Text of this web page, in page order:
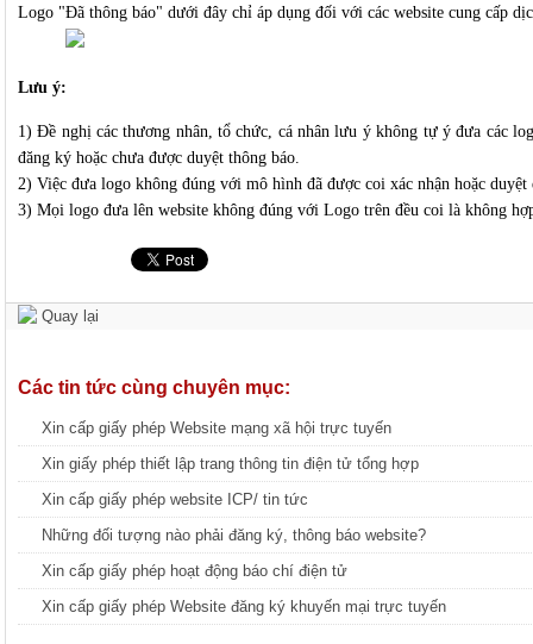
Logo "Đã thông báo" dưới đây chỉ áp dụng đối với các website cung cấp
Lưu ý:
1) Đề nghị các thương nhân, tổ chức, cá nhân lưu ý không tự ý đưa các
đăng ký hoặc chưa được duyệt thông báo.
2) Việc đưa logo không đúng với mô hình đã được coi xác nhận hoặc
3) Mọi logo đưa lên website không đúng với Logo trên đều coi là không
Quay lại
Các tin tức cùng chuyên mục:
Xin cấp giấy phép Website mạng xã hội trực tuyến
Xin giấy phép thiết lập trang thông tin điện tử tổng hợp
Xin cấp giấy phép website ICP/ tin tức
Những đối tượng nào phải đăng ký, thông báo website?
Xin cấp giấy phép hoạt động báo chí điện tử
Xin cấp giấy phép Website đăng ký khuyến mại trực tuyến